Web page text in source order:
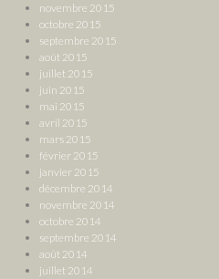
novembre 2015
octobre 2015
septembre 2015
août 2015
juillet 2015
juin 2015
mai 2015
avril 2015
mars 2015
février 2015
janvier 2015
décembre 2014
novembre 2014
octobre 2014
septembre 2014
août 2014
juillet 2014